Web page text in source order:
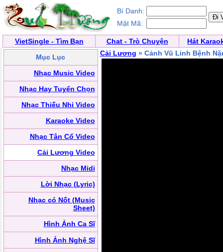
Bí Danh:
Mật Mã:
VietSingle - Tìm Bạn Chat - Trò Chuyện
Hát
Mục Lục
Nhạc Music Video
Nhạc Hay Tuyển Chọn
Nhạc Thiếu Nhi Video
Karaoke Video
Nhạc Tân Cổ Video
Cải Lương Video
Nhạc Midi
Lời Nhạc (Lyric)
Nhạc có Nốt (Music
Sheet)
Hình Ảnh Ca Sĩ
Hình Ảnh Nghệ Sĩ
Cải Lương » Cảnh Vũ Linh Bệnh